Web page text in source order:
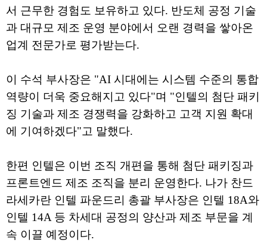
서 근무한 경험도 보유하고 있다. 반도체 공정 기술
과 대규모 제조 운영 분야에서 오랜 경력을 쌓아온
업계 전문가로 평가받는다.
이 수석 부사장은 "AI 시대에는 시스템 수준의 통합
역량이 더욱 중요해지고 있다"며 "인텔의 첨단 패키
징 기술과 제조 경쟁력을 강화하고 고객 지원 확대
에 기여하겠다"고 말했다.
한편 인텔은 이번 조직 개편을 통해 첨단 패키징과
프론트엔드 제조 조직을 분리 운영한다. 나가 찬드
라세카란 인텔 파운드리 총괄 부사장은 인텔 18A와
인텔 14A 등 차세대 공정의 양산과 제조 부문을 계
속 이끌 예정이다.